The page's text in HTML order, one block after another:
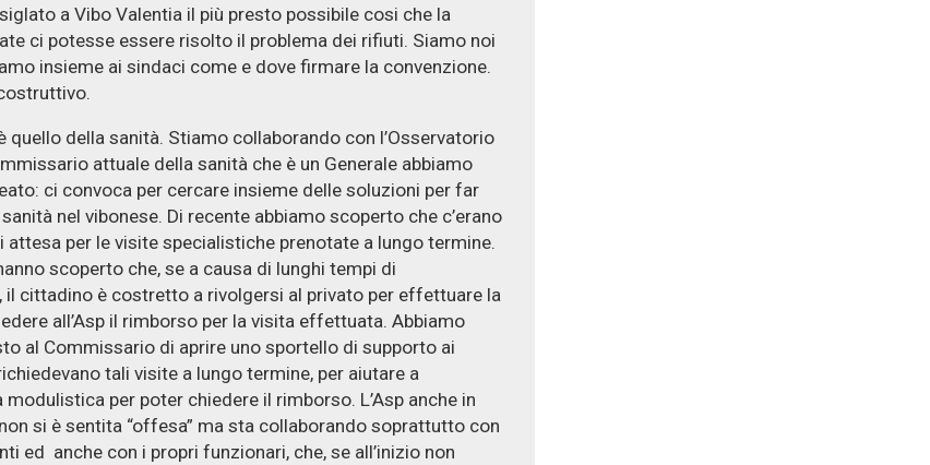
a Vibo Valentia il più presto possibile cosi che la
ci potesse essere risolto il problema dei rifiuti. Siamo noi
insieme ai sindaci come e dove firmare la convenzione.
quello della sanità. Stiamo collaborando con l’Osservatorio
attuale della sanità che è un Generale abbiamo
ci convoca per cercare insieme delle soluzioni per far
nel vibonese. Di recente abbiamo scoperto che c’erano
attesa per le visite specialistiche prenotate a lungo termine.
scoperto che, se a causa di lunghi tempi di
il cittadino è costretto a rivolgersi al privato per effettuare la
all’Asp il rimborso per la visita effettuata. Abbiamo
al Commissario di aprire uno sportello di supporto ai
tali visite a lungo termine, per aiutare a
modulistica per poter chiedere il rimborso. L’Asp anche in
si è sentita “offesa” ma sta collaborando soprattutto con
ed anche con i propri funzionari, che, se all’inizio non